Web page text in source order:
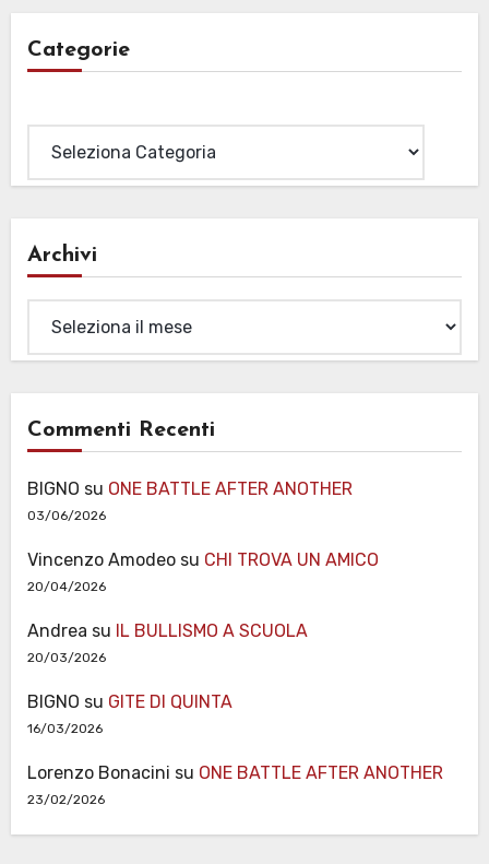
Categorie
Archivi
Commenti Recenti
BIGNO su ONE BATTLE AFTER ANOTHER
03/06/2026
Vincenzo Amodeosu CHI TROVA UN AMICO
20/04/2026
Andrea su IL BULLISMO A SCUOLA
20/03/2026
BIGNO su GITE DI QUINTA
16/03/2026
Lorenzo Bonacini su ONE BATTLE AFTER ANOTHER
23/02/2026